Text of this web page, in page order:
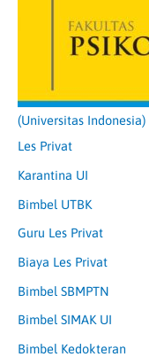
(Universitas Indonesia)
Les Privat
Karantina UI
Bimbel UTBK
Guru Les Privat
Biaya Les Privat
Bimbel SBMPTN
Bimbel SIMAK UI
Bimbel Kedokteran